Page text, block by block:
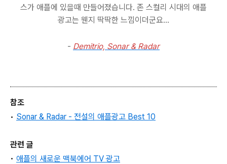
스가 애플에 있을때 만들어졌습니다. 존 스컬리 시대의 애플
광고는 웬지 딱딱한 느낌이더군요...
- Demitrio, Sonar & Radar
참조
• Sonar & Radar - 전설의 애플광고 Best 10
관련 글
• 애플의 새로운 맥북에어 TV 광고